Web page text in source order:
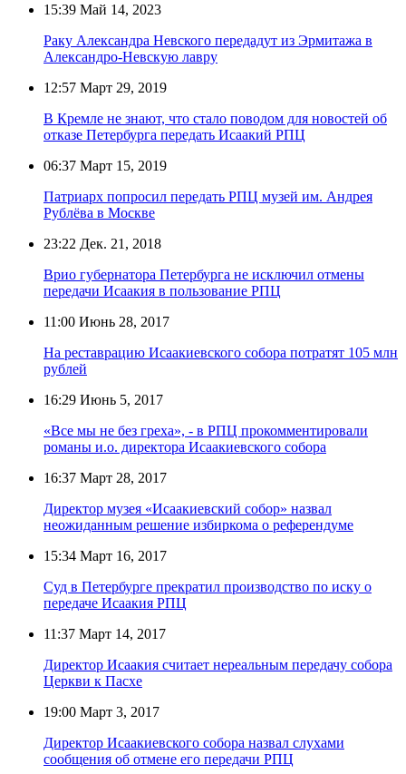
15:39 Май 14, 2023
Раку Александра Невского передадут из Эрмитажа в
Александро-Невскую лавру
12:57 Март 29, 2019
В Кремле не знают, что стало поводом для новостей об
отказе Петербурга передать Исаакий РПЦ
06:37 Март 15, 2019
Патриарх попросил передать РПЦ музей им. Андрея
Рублёва в Москве
23:22 Дек. 21, 2018
Врио губернатора Петербурга не исключил отмены
передачи Исаакия в пользование РПЦ
11:00 Июнь 28, 2017
На реставрацию Исаакиевского собора потратят 105 млн
рублей
16:29 Июнь 5, 2017
«Все мы не без греха», - в РПЦ прокомментировали
романы и.о. директора Исаакиевского собора
16:37 Март 28, 2017
Директор музея «Исаакиевский собор» назвал
неожиданным решение избиркома о референдуме
15:34 Март 16, 2017
Суд в Петербурге прекратил производство по иску о
передаче Исаакия РПЦ
11:37 Март 14, 2017
Директор Исаакия считает нереальным передачу собора
Церкви к Пасхе
19:00 Март 3, 2017
Директор Исаакиевского собора назвал слухами
сообщения об отмене его передачи РПЦ